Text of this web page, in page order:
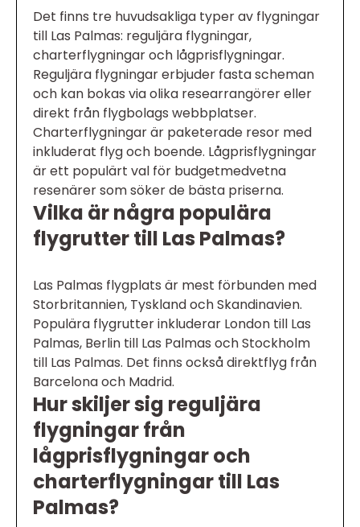
Det finns tre huvudsakliga typer av flygningar
till Las Palmas: reguljära flygningar,
charterflygningar och lågprisflygningar.
Reguljära flygningar erbjuder fasta scheman
och kan bokas via olika researrangörer eller
direkt från flygbolags webbplatser.
Charterflygningar är paketerade resor med
inkluderat flyg och boende. Lågprisflygningar
är ett populärt val för budgetmedvetna
resenärer som söker de bästa priserna.
Vilka är några populära
flygrutter till Las Palmas?
Las Palmas flygplats är mest förbunden med
Storbritannien, Tyskland och Skandinavien.
Populära flygrutter inkluderar London till Las
Palmas, Berlin till Las Palmas och Stockholm
till Las Palmas. Det finns också direktflyg från
Barcelona och Madrid.
Hur skiljer sig reguljära
flygningar från
lågprisflygningar och
charterflygningar till Las
Palmas?